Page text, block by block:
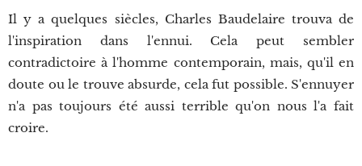
Il y a quelques siècles, Charles Baudelaire trouva de
l'inspiration dans l'ennui. Cela peut sembler
contradictoire à l'homme contemporain, mais, qu'il en
doute ou le trouve absurde, cela fut possible. S'ennuyer
n'a pas toujours été aussi terrible qu'on nous l'a fait
croire.